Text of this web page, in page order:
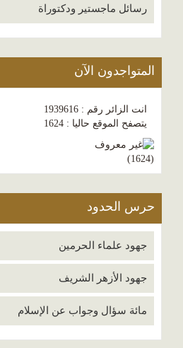
رسائل ماجستير ودكتوراة
المتواجدون الآن
انت الزائر رقم : 1939616
يتصفح الموقع حاليا : 1624
(
1624
)
حرس الحدود
جهود علماء الحرمين
جهود الأزهر الشريف
مائة سؤال وجواب عن الإسلام